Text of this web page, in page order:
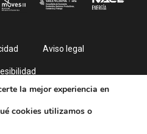
Aviso legal
Rights Reserved
la mejor experiencia en
cookies utilizamos o